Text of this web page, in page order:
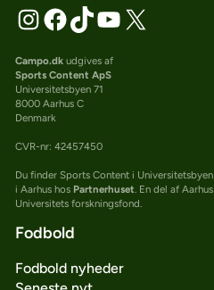
Campo.dkudgives af
Sports Content ApS
Universitetsbyen 71
8000 Aarhus C
Denmark
CVR-nr: 42457450
Du finder Sports Content i Universitetsbyen
i Aarhus hos Partnerhuset. En del af Aarhus
Universitets forskningsfond.
Fodbold
Fodbold nyheder